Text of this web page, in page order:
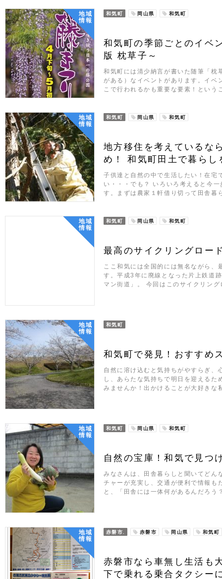
地域
情報
和気町 岡山県 和気町
和気町の季節ごとのイベ
版 枕草子～
和気町には清少納言が書いた随筆「枕
がある）なイベントがあります。イベ
こで行われるかも重要な要素！とい
地域
情報
和気町 岡山県 和気町
地方移住を考えているな
め！ 和気町田土で暮ら
子供達と自然の中で生活したい！在宅
い・・・でも？ いろいろ考えると今
す。まずは農家１軒借り切って田舎
地域
情報
和気町 岡山県 和気町
最高のサイクリングロー
ここ和気には全国的には無名ながら
す。平成3年に廃線となった片上鉄道
マン街道」。 今回はこのサイクリン
地域
情報
和気町
和気町で発見！おすすめ
自然に溶け込むと気持ちがやすらぎ、
し、あらたな気持ちで明日を迎える
みませんか！出かけることが大好き
地域
情報
和気町 岡山県 和気町
自然の宝庫！和気で見つ
みなさんは、田舎暮らしと聞いてどん
チャーが充実し、交通が便利で情報も
と、「田舎には一体何があるんだろ
地域
情報
赤磐市. 赤磐市 岡山県 和気町
赤磐市なら車無し生活も
下で乗れる乗合タクシー